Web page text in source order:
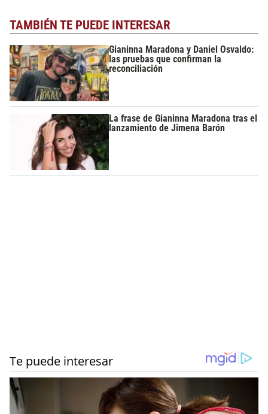
TAMBIÉN TE PUEDE INTERESAR
Gianinna Maradona y Daniel Osvaldo:
las pruebas que confirman la
reconciliación
La frase de Gianinna Maradona tras el
lanzamiento de Jimena Barón